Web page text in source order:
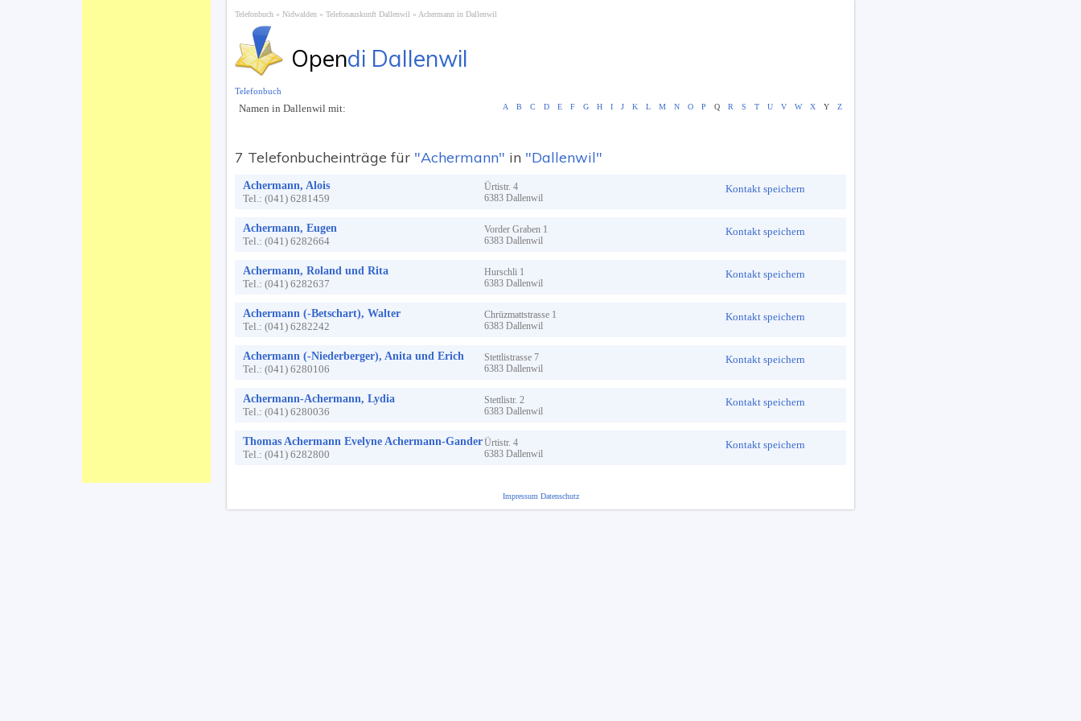
Telefonbuch Nidwalden Telefonauskunft Dallenwil Achermann in Dallenwil
Opendi Dallenwil
Namen in Dallenwil mit: A B C D E F G H I J K L M N O P Q R S T U V W X Y Z
7 Telefonbucheinträge für "Achermann" in "Dallenwil"
Achermann, Alois
Tel.: (041) 6281459
Ürtistr. 4
6383 Dallenwil
Kontakt speichern
Achermann, Eugen
Tel.: (041) 6282664
Vorder Graben 1
6383 Dallenwil
Kontakt speichern
Achermann, Roland und Rita
Tel.: (041) 6282637
Hurschli 1
6383 Dallenwil
Kontakt speichern
Achermann (-Betschart), Walter
Tel.: (041) 6282242
Chrüzmattstrasse 1
6383 Dallenwil
Kontakt speichern
Achermann (-Niederberger), Anita und Erich
Tel.: (041) 6280106
Stettlistrasse 7
6383 Dallenwil
Kontakt speichern
Achermann-Achermann, Lydia
Tel.: (041) 6280036
Stettlistr. 2
6383 Dallenwil
Kontakt speichern
Thomas Achermann Evelyne Achermann-Gander
Tel.: (041) 6282800
Ürtistr. 4
6383 Dallenwil
Kontakt speichern
Telefonbuch
Impressum Datenschutz